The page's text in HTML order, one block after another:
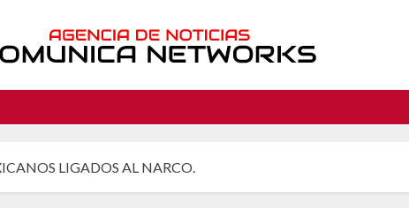
LIGADOS AL NARCO.